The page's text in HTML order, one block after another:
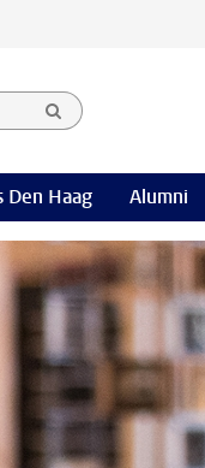
Den Haag Alumni